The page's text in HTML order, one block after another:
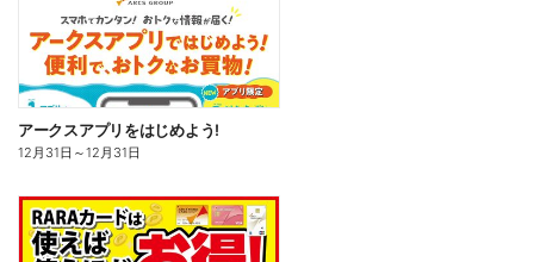
アークスアプリをはじめよう!
12月31日 ～12月31日